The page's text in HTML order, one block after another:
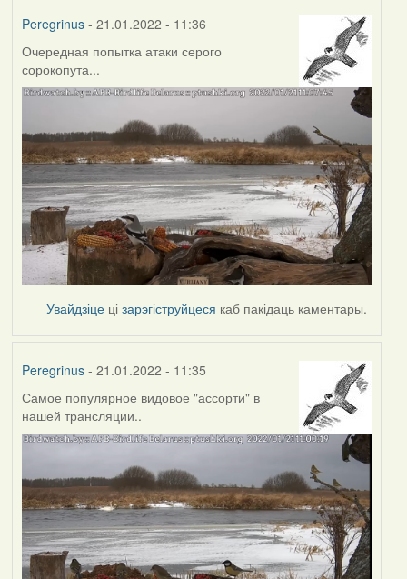
Peregrinus- 21.01.2022 - 11:36
Очередная попытка атаки серого
сорокопута...
Увайдзіце цізарэгіструйцеся каб пакідаць каментары.
Peregrinus- 21.01.2022 - 11:35
Самое популярное видовое "ассорти" в
нашей трансляции..